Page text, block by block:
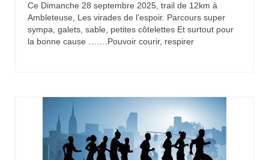
Ce Dimanche 28 septembre 2025, trail de 12km à
Ambleteuse, Les virades de l’espoir. Parcours super
sympa, galets, sable, petites côtelettes Et surtout pour
la bonne cause …….Pouvoir courir, respirer